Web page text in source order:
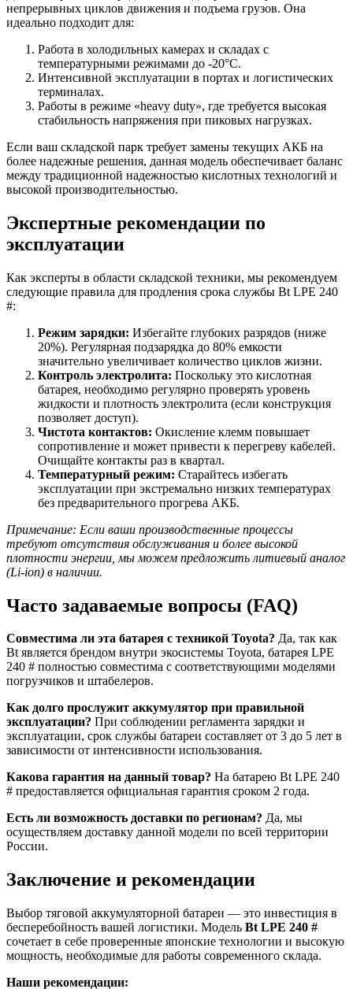
непрерывных циклов движения и подъема грузов. Она
идеально подходит для:
Работа в холодильных камерах и складах с
температурными режимами до -20°C.
Интенсивной эксплуатации в портах и логистических
терминалах.
Работы в режиме «heavy duty», где требуется высокая
стабильность напряжения при пиковых нагрузках.
Если ваш складской парк требует замены текущих АКБ на
более надежные решения, данная модель обеспечивает баланс
между традиционной надежностью кислотных технологий и
высокой производительностью.
Экспертные рекомендации по
эксплуатации
Как эксперты в области складской техники, мы рекомендуем
следующие правила для продления срока службы Bt LPE 240
#:
Режим зарядки: Избегайте глубоких разрядов (ниже
20%). Регулярная подзарядка до 80% емкости
значительно увеличивает количество циклов жизни.
Контроль электролита: Поскольку это кислотная
батарея, необходимо регулярно проверять уровень
жидкости и плотность электролита (если конструкция
позволяет доступ).
Чистота контактов: Окисление клемм повышает
сопротивление и может привести к перегреву кабелей.
Очищайте контакты раз в квартал.
Температурный режим: Старайтесь избегать
эксплуатации при экстремально низких температурах
без предварительного прогрева АКБ.
Примечание: Если ваши производственные процессы
требуют отсутствия обслуживания и более высокой
плотности энергии, мы можем предложить литиевый аналог
(Li-ion) в наличии.
Часто задаваемые вопросы (FAQ)
Совместима ли эта батарея с техникой Toyota? Да, так как
Bt является брендом внутри экосистемы Toyota, батарея LPE
240 # полностью совместима с соответствующими моделями
погрузчиков и штабелеров.
Как долго прослужит аккумулятор при правильной
эксплуатации? При соблюдении регламента зарядки и
эксплуатации, срок службы батареи составляет от 3 до 5 лет в
зависимости от интенсивности использования.
Какова гарантия на данный товар? На батарею Bt LPE 240
# предоставляется официальная гарантия сроком 2 года.
Есть ли возможность доставки по регионам? Да, мы
осуществляем доставку данной модели по всей территории
России.
Заключение и рекомендации
Выбор тяговой аккумуляторной батареи — это инвестиция в
бесперебойность вашей логистики. Модель Bt LPE 240 #
сочетает в себе проверенные японские технологии и высокую
мощность, необходимые для работы современного склада.
Наши рекомендации: